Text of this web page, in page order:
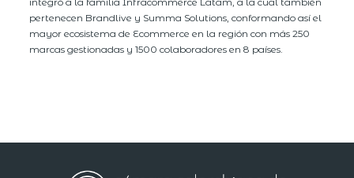
pertenecen Brandlive y Summa Solutions, conformando así el
mayor ecosistema de Ecommerce en la región con más 250
marcas gestionadas y 1500 colaboradores en 8 países.